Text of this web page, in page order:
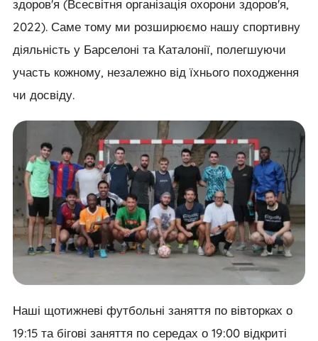
здоров'я (Всесвітня організація охорони здоров'я,
2022). Саме тому ми розширюємо нашу спортивну
діяльність у Барселоні та Каталонії, полегшуючи
участь кожному, незалежно від їхнього походження
чи досвіду.
Наші щотижневі футбольні заняття по вівторках о
19:15 та бігові заняття по середах о 19:00 відкриті